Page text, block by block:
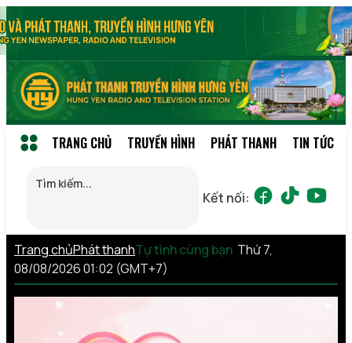
TRANG CHỦ TRUYỀN HÌNH PHÁT THANH TIN TỨC
Kết nối:
Trang chủPhát thanhTự tình cùng bạn Thứ 7,
08/08/2026 01:02 (GMT+7)